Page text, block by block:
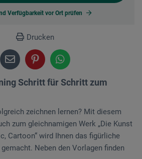
Verfügbarkeit vor Ort prüfen
Drucken
Schritt für Schritt zum
zeichnen lernen? Mit diesem
zum gleichnamigen Werk „Die Kunst
Cartoon“ wird Ihnen das figürliche
Neben den Vorlagen finden